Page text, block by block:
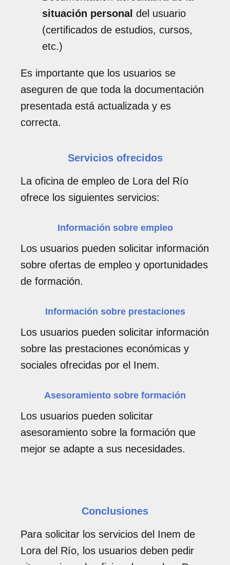
situación personal del usuario
(certificados de estudios, cursos,
etc.)
Es importante que los usuarios se
aseguren de que toda la documentación
presentada está actualizada y es
correcta.
Servicios ofrecidos
La oficina de empleo de Lora del Río
ofrece los siguientes servicios:
Información sobre empleo
Los usuarios pueden solicitar información
sobre ofertas de empleo y oportunidades
de formación.
Información sobre prestaciones
Los usuarios pueden solicitar información
sobre las prestaciones económicas y
sociales ofrecidas por el Inem.
Asesoramiento sobre formación
Los usuarios pueden solicitar
asesoramiento sobre la formación que
mejor se adapte a sus necesidades.
Conclusiones
Para solicitar los servicios del Inem de
Lora del Río, los usuarios deben pedir